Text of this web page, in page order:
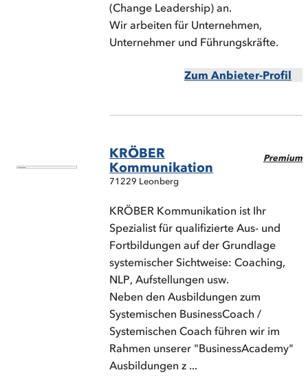
(Change Leadership) an.
Wir arbeiten für Unternehmen,
Unternehmer und Führungskräfte.
Zum Anbieter-Profil
Premium
KRÖBER
Kommunikation
71229 Leonberg
KRÖBER Kommunikation ist Ihr
Spezialist für qualifizierte Aus- und
Fortbildungen auf der Grundlage
systemischer Sichtweise: Coaching,
NLP, Aufstellungen usw.
Neben den Ausbildungen zum
Systemischen BusinessCoach /
Systemischen Coach führen wir im
Rahmen unserer "BusinessAcademy"
Ausbildungen z ...